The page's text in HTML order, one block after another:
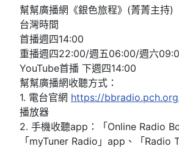
幫幫廣播網《銀色旅程》(菁菁主持)
台灣時間
首播週四14:00
重播週四22:00/週五06:00/週六
YouTube首播 下週四14:00
幫幫廣播網收聽方式：
1. 電台官網 https://
播放器
2. 手機收聽app：「Online Radio
「myTuner Radio」app、「Radio